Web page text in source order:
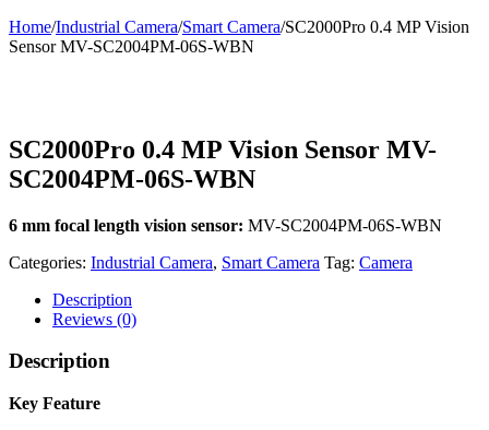
Home/Industrial Camera/Smart Camera/SC2000Pro 0.4 MP Vision
Sensor MV-SC2004PM-06S-WBN
SC2000Pro 0.4 MP Vision Sensor MV-
SC2004PM-06S-WBN
6 mm focal length vision sensor: MV-SC2004PM-06S-WBN
Categories: Industrial Camera, Smart Camera Tag: Camera
Description
Reviews (0)
Description
Key Feature